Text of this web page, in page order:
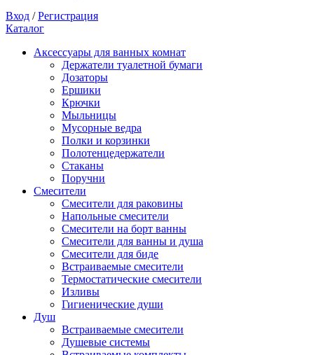
Вход /Регистрация
Каталог
Аксессуары для ванных комнат
Держатели туалетной бумаги
Дозаторы
Ершики
Крючки
Мыльницы
Мусорные ведра
Полки и корзинки
Полотенцедержатели
Стаканы
Поручни
Смесители
Смесители для раковины
Напольные смесители
Смесители на борт ванны
Смесители для ванны и душа
Смесители для биде
Встраиваемые смесители
Термостатические смесители
Изливы
Гигиенические души
Душ
Встраиваемые смесители
Душевые системы